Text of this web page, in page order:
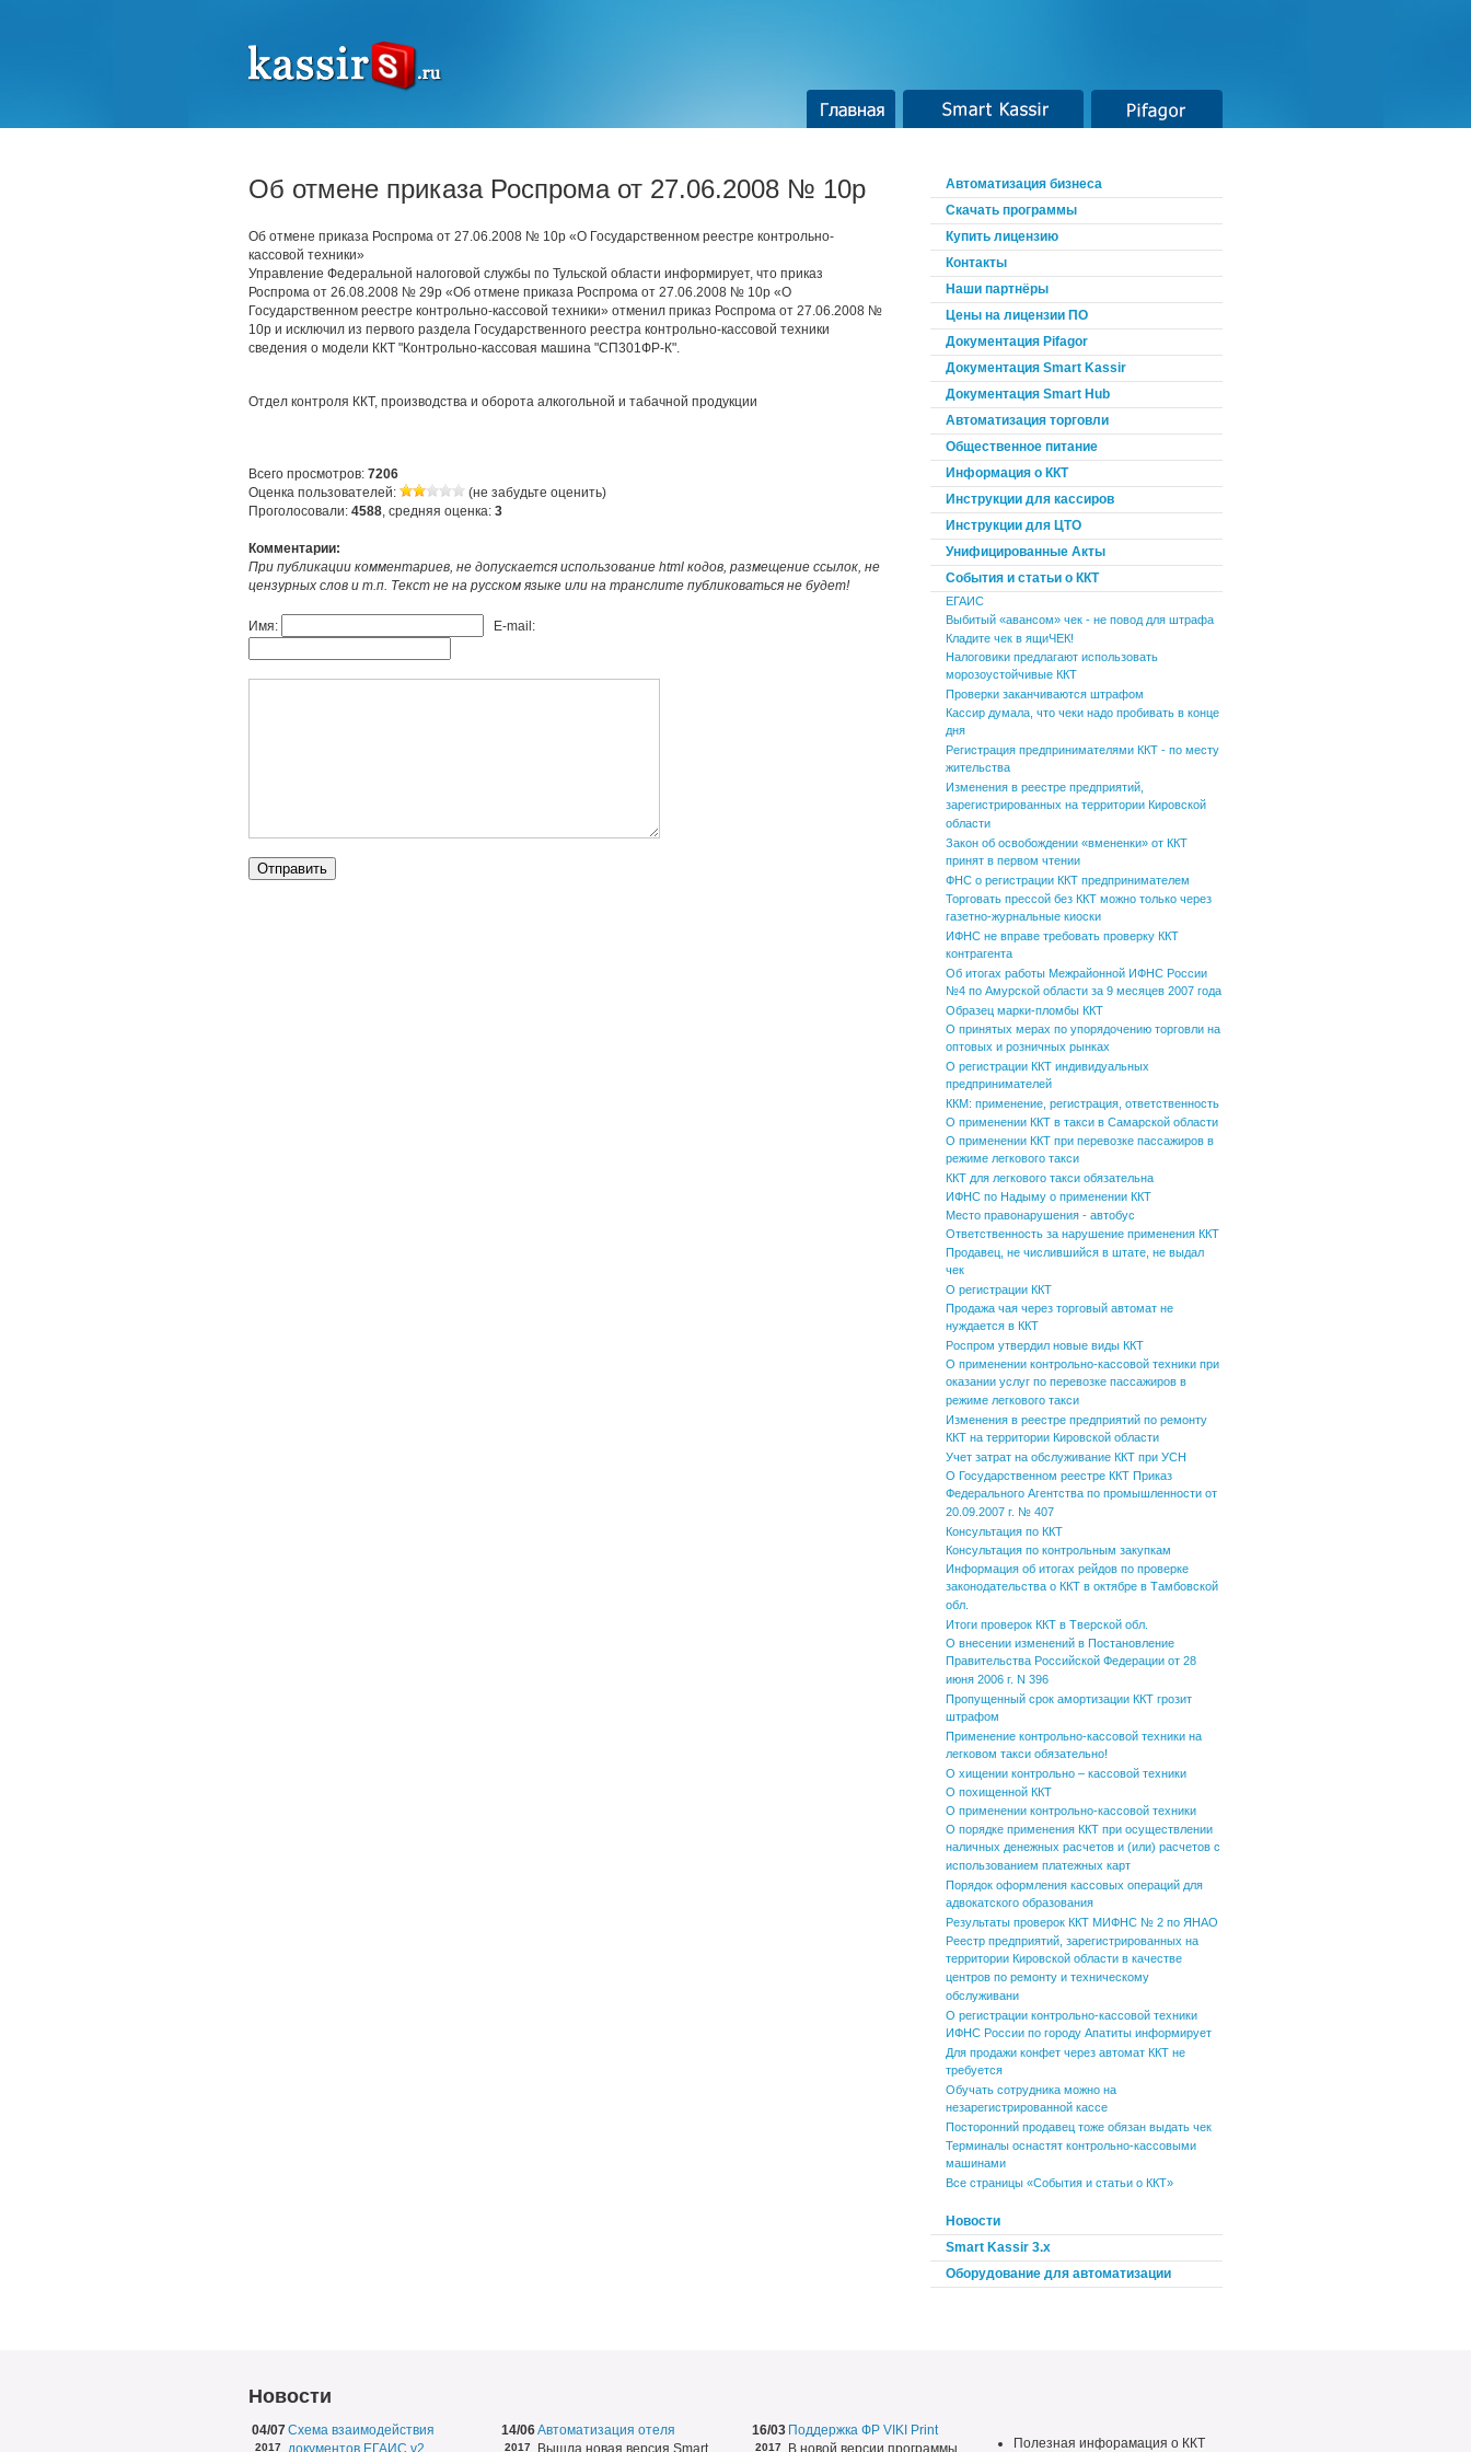
Главная Smart Kassir Pifagor
Об отмене приказа Роспрома от 27.06.2008 № 10р
Об отмене приказа Роспрома от 27.06.2008 № 10р «О Государственном реестре контрольно-
кассовой техники»
Управление Федеральной налоговой службы по Тульской области информирует, что приказ
Роспрома от 26.08.2008 № 29р «Об отмене приказа Роспрома от 27.06.2008 № 10р «О
Государственном реестре контрольно-кассовой техники» отменил приказ Роспрома от 27.06.2008 №
10р и исключил из первого раздела Государственного реестра контрольно-кассовой техники
сведения о модели ККТ "Контрольно-кассовая машина "СП301ФР-К".
Отдел контроля ККТ, производства и оборота алкогольной и табачной продукции
Всего просмотров: 7206
Оценка пользователей:
(не забудьте оценить)
Проголосовали: 4588, средняя оценка: 3
Комментарии:
При публикации комментариев, не допускается использование html кодов, размещение ссылок, не
цензурных слов и т.п. Текст не на русском языке или на транслите публиковаться не будет!
Имя: E-mail:
Автоматизация бизнеса
Скачать программы
Купить лицензию
Контакты
Наши партнёры
Цены на лицензии ПО
Документация Pifagor
Документация Smart Kassir
Документация Smart Hub
Автоматизация торговли
Общественное питание
Информация о ККТ
Инструкции для кассиров
Инструкции для ЦТО
Унифицированные Акты
События и статьи о ККТ
ЕГАИС
Выбитый «авансом» чек - не повод для штрафа
Кладите чек в ящиЧЕК!
Налоговики предлагают использовать
морозоустойчивые ККТ
Проверки заканчиваются штрафом
Кассир думала, что чеки надо пробивать в конце
дня
Регистрация предпринимателями ККТ - по месту
жительства
Изменения в реестре предприятий,
зарегистрированных на территории Кировской
области
Закон об освобождении «вмененки» от ККТ
принят в первом чтении
ФНС о регистрации ККТ предпринимателем
Торговать прессой без ККТ можно только через
газетно-журнальные киоски
ИФНС не вправе требовать проверку ККТ
контрагента
Об итогах работы Межрайонной ИФНС России
№4 по Амурской области за 9 месяцев 2007 года
Образец марки-пломбы ККТ
О принятых мерах по упорядочению торговли на
оптовых и розничных рынках
О регистрации ККТ индивидуальных
предпринимателей
ККМ: применение, регистрация, ответственность
О применении ККТ в такси в Самарской области
О применении ККТ при перевозке пассажиров в
режиме легкового такси
ККТ для легкового такси обязательна
ИФНС по Надыму о применении ККТ
Место правонарушения - автобус
Ответственность за нарушение применения ККТ
Продавец, не числившийся в штате, не выдал
чек
О регистрации ККТ
Продажа чая через торговый автомат не
нуждается в ККТ
Роспром утвердил новые виды ККТ
О применении контрольно-кассовой техники при
оказании услуг по перевозке пассажиров в
режиме легкового такси
Изменения в реестре предприятий по ремонту
ККТ на территории Кировской области
Учет затрат на обслуживание ККТ при УСН
О Государственном реестре ККТ Приказ
Федерального Агентства по промышленности от
20.09.2007 г. № 407
Консультация по ККТ
Консультация по контрольным закупкам
Информация об итогах рейдов по проверке
законодательства о ККТ в октябре в Тамбовской
обл.
Итоги проверок ККТ в Тверской обл.
О внесении изменений в Постановление
Правительства Российской Федерации от 28
июня 2006 г. N 396
Пропущенный срок амортизации ККТ грозит
штрафом
Применение контрольно-кассовой техники на
легковом такси обязательно!
О хищении контрольно – кассовой техники
О похищенной ККТ
О применении контрольно-кассовой техники
О порядке применения ККТ при осуществлении
наличных денежных расчетов и (или) расчетов с
использованием платежных карт
Порядок оформления кассовых операций для
адвокатского образования
Результаты проверок ККТ МИФНС № 2 по ЯНАО
Реестр предприятий, зарегистрированных на
территории Кировской области в качестве
центров по ремонту и техническому
обслуживани
О регистрации контрольно-кассовой техники
ИФНС России по городу Апатиты информирует
Для продажи конфет через автомат ККТ не
требуется
Обучать сотрудника можно на
незарегистрированной кассе
Посторонний продавец тоже обязан выдать чек
Терминалы оснастят контрольно-кассовыми
машинами
Все страницы «События и статьи о ККТ»
Новости
Smart Kassir 3.x
Оборудование для автоматизации
Новости
04/07
2017
Схема взаимодействия
документов ЕГАИС v2
14/06
2017
Автоматизация отеля
Вышла новая версия Smart
16/03
2017
Поддержка ФР VIKI Print
В новой версии программы
Полезная инфорамация о ККТ